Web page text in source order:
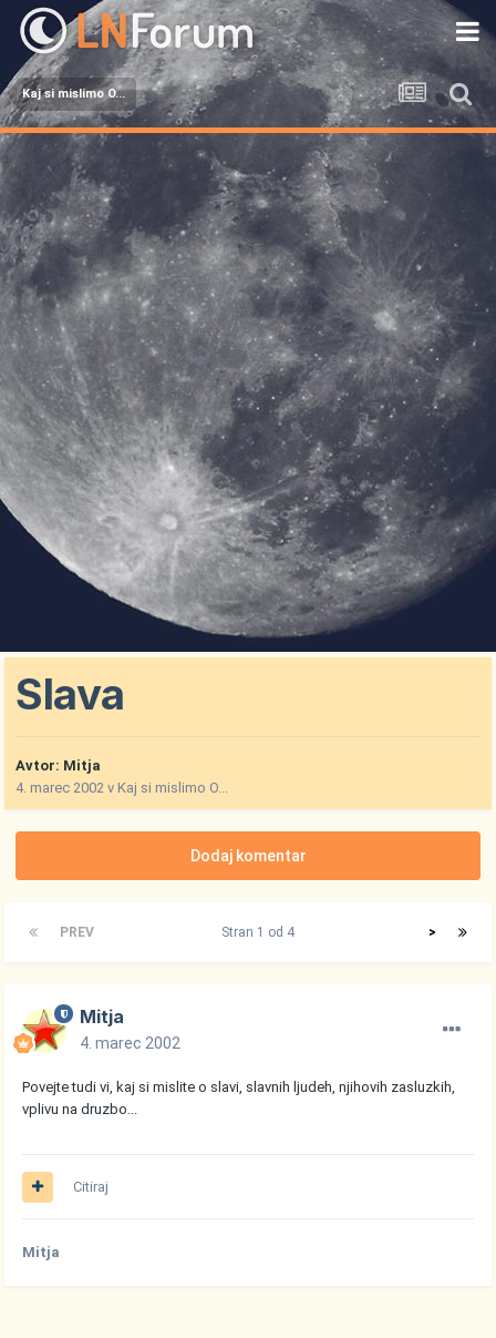
Kaj si mislimo O...
Slava
Avtor: Mitja
4. marec 2002 vKaj si mislimo O...
Dodaj komentar
PREV >
Stran 1 od 4
Mitja
4. marec 2002
Povejte tudi vi, kaj si mislite o slavi, slavnih ljudeh, njihovih zasluzkih,
vplivu na druzbo...
Citiraj
Mitja